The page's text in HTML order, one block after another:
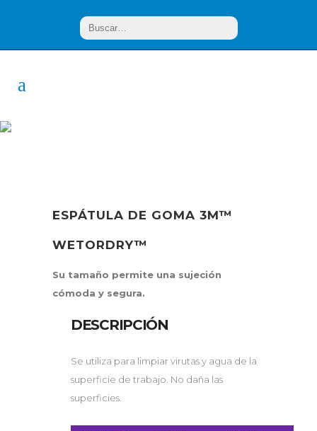
ESPÁTULA DE GOMA 3M™
WETORDRY™
Su tamaño permite una sujeción
cómoda y segura.
DESCRIPCIÓN
Se utiliza para limpiar virutas y agua de la
superficie de trabajo. No daña las
superficies.